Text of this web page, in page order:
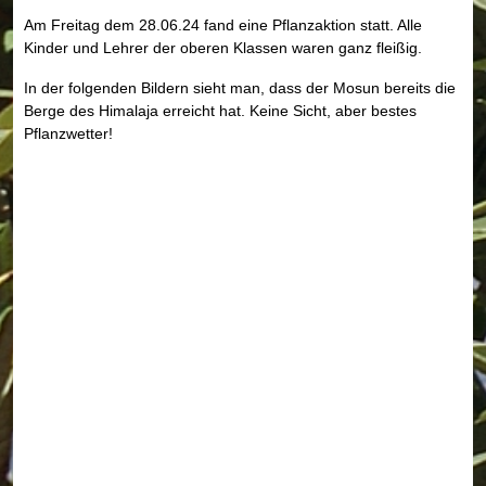
Am Freitag dem 28.06.24 fand eine Pflanzaktion statt. Alle
Kinder und Lehrer der oberen Klassen waren ganz fleißig.
In der folgenden Bildern sieht man, dass der Mosun bereits die
Berge des Himalaja erreicht hat. Keine Sicht, aber bestes
Pflanzwetter!